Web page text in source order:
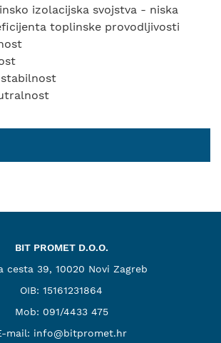
izolacijska svojstva - niska
toplinske provodljivosti
BIT PROMET D.O.O.
cesta 39, 10020 Novi Zagreb
OIB: 15161231864
Mob: 091/4433 475
mail: info@bitpromet.hr